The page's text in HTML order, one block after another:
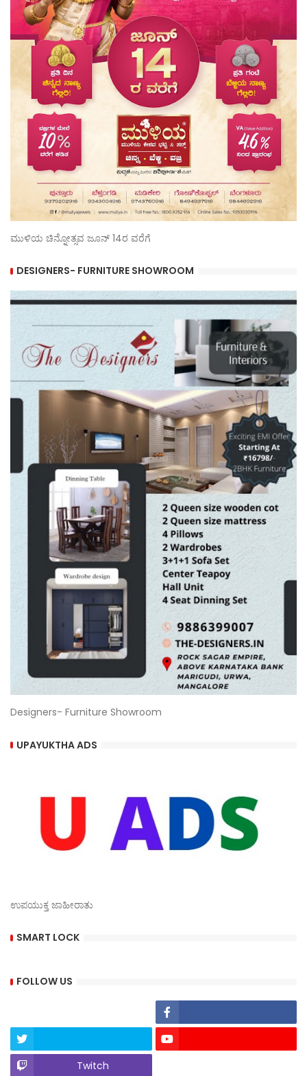
ಮುಳಿಯ ಚಿನ್ನೋತ್ಸವ ಜೂನ್ 14ರ ವರೆಗೆ
DESIGNERS- FURNITURE SHOWROOM
Designers- Furniture Showroom
UPAYUKTHA ADS
ಉಪಯುಕ್ತ ಜಾಹೀರಾತು
SMART LOCK
FOLLOW US
Twitch